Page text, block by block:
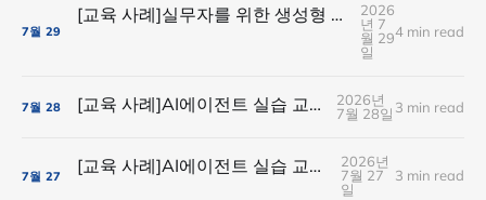
7월 29
[교육 사례]실무자를 위한 생성형 AI실습 교육(현대경제연구원)
2026
년 7
월 29
일
4 min read
7월 28 [교육 사례]AI에이전트 실습 교육(유니드컴즈)
2026년
7월 28일 3 min read
7월 27 [교육 사례]AI에이전트 실습 교육(ABL생명보험)
2026년
7월 27
일
3 min read